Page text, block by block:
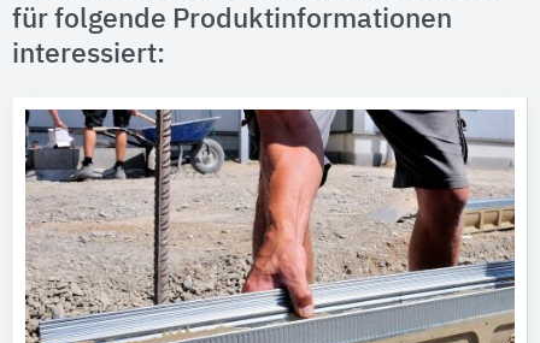
für folgende Produktinformationen
interessiert: